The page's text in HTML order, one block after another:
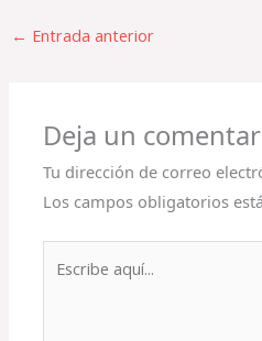
← Entrada anterior
Deja un
Tu dirección de correo
Los campos obligatorios